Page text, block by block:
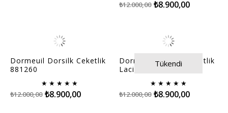
₺8.900,00
₺12.000,00
Dormeuil Dorsilk Ceketlik
881260
★ ★ ★ ★ ★
₺8.900,00
₺12.000,00
Tükendi
Dormeuil Dorsilk Ceketlik
Lacivert Bej Kareli 01
★ ★ ★ ★ ★
₺8.900,00
₺12.000,00